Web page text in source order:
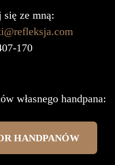
się ze mną:
170
własnego handpana:
HANDPANÓW